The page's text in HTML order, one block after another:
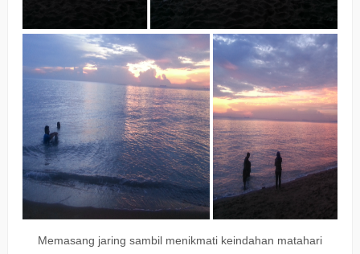
Memasang jaring sambil menikmati keindahan matahari